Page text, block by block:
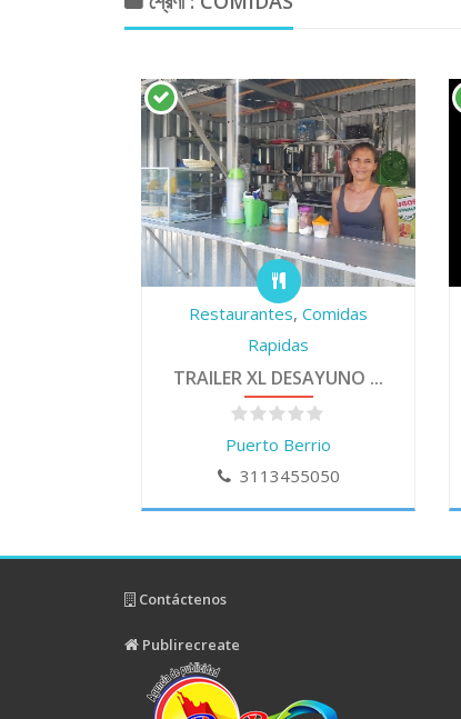
Restaurantes,Comidas
Rapidas
TRAILER XL DESAYUNO ...
Puerto Berrio
3113455050
Contáctenos
Publirecreate